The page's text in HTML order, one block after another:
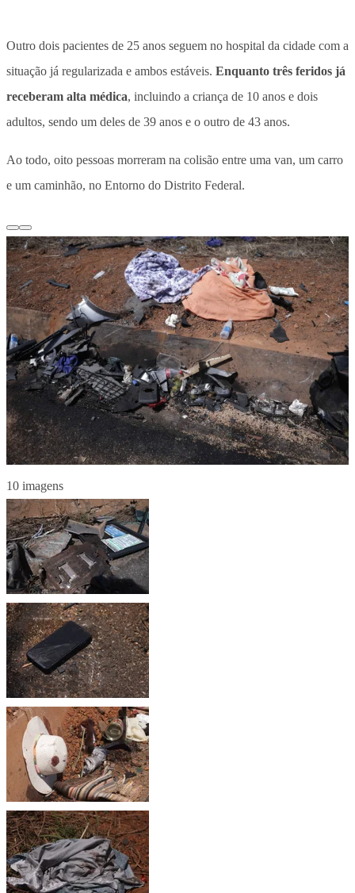
Outro dois pacientes de 25 anos seguem no hospital da cidade com a
situação já regularizada e ambos estáveis. Enquanto três feridos já
receberam alta médica, incluindo a criança de 10 anos e dois
adultos, sendo um deles de 39 anos e o outro de 43 anos.
Ao todo, oito pessoas morreram na colisão entre uma van, um carro
e um caminhão, no Entorno do Distrito Federal.
10 imagens